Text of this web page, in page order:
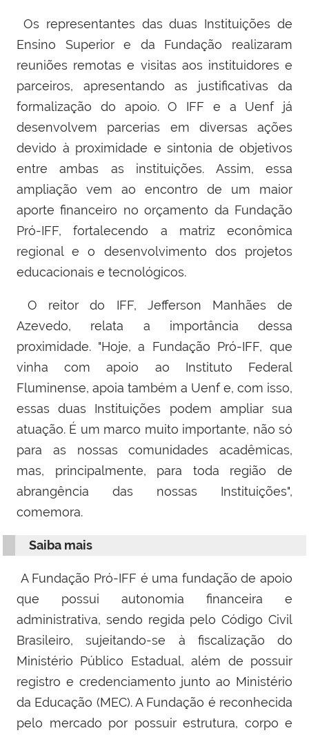
Os representantes das duas Instituições de
Ensino Superior e da Fundação realizaram
reuniões remotas e visitas aos instituidores e
parceiros, apresentando as justificativas da
formalização do apoio. O IFF e a Uenf já
desenvolvem parcerias em diversas ações
devido à proximidade e sintonia de objetivos
entre ambas as instituições. Assim, essa
ampliação vem ao encontro de um maior
aporte financeiro no orçamento da Fundação
Pró-IFF, fortalecendo a matriz econômica
regional e o desenvolvimento dos projetos
educacionais e tecnológicos.
O reitor do IFF, Jefferson Manhães de
Azevedo, relata a importância dessa
proximidade. "Hoje, a Fundação Pró-IFF, que
vinha com apoio ao Instituto Federal
Fluminense, apoia também a Uenf e, com isso,
essas duas Instituições podem ampliar sua
atuação. É um marco muito importante, não só
para as nossas comunidades acadêmicas,
mas, principalmente, para toda região de
abrangência das nossas Instituições",
comemora.
Saiba mais
A Fundação Pró-IFF é uma fundação de apoio
que possui autonomia financeira e
administrativa, sendo regida pelo Código Civil
Brasileiro, sujeitando-se à fiscalização do
Ministério Público Estadual, além de possuir
registro e credenciamento junto ao Ministério
da Educação (MEC). A Fundação é reconhecida
pelo mercado por possuir estrutura, corpo e